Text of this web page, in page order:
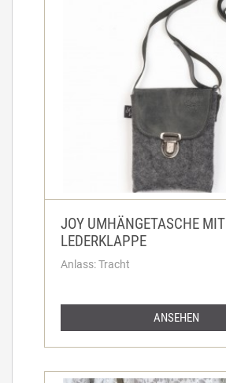
JOY UMHÄNGETASCHE MIT
LEDERKLAPPE
Anlass: Tracht
ANSEHEN